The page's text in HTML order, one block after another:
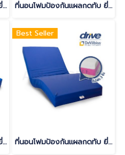
ที่นอนโฟมป้องกันแผลกดทับ ยี่ห้อ Devilbiss รุ่น GRAVIMED SIMPLEXX ที่นอนโฟมป้องกันแผลกดทับ ยี่ห้อ Devilbiss รุ่น GRAVIMED PROTEXX
ที่นอนโฟมป้องกันแผลกดทับ ยี่ห้อ Devilbiss รุ่น GRAVIMED MULTIFLEXX
Best Seller
ที่นอนโฟมป้องกันแผลกดทับ ยี่ห้อ Devilbiss รุ่น GRAVIMED BARITEXX